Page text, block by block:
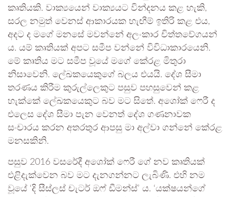
කෘතියකි. වාක්‍යයෙන් වාක්‍යයට වින්දනය කළ හැකි,
සරල නමුත් වෙනස් ආකාරයක හැඟීම් ඉතිරි කළ එය,
අදට ද මගේ මනසේ මවන්නේ අලංකාර චිත්තවේගයන්
ය. යම් කෘතියක් අපට සමීප වන්නේ විවිධාකාරයෙනි.
මේ කෘතිය මට සමීප වූයේ මගේ කේරළ මිතුරා
නිසාවෙනි. ලේඛකයෙකුගේ බලය එයයි. දේශ සීමා
තරණය කිරීම කුරුල්ලෙකුට පසුව පහසුවෙන් කළ
හැක්කේ ලේඛකයෙකුට බව මට සිතේ. අශෝක් ෆෙරී ද
එලෙස දේශ සීමා පැන වෙනත් දේශ ගණනාවක
සංචාරය කරන අතරතුර ආපසු මා අල්වා ගන්නේ කේරළ
මනසකිනි.
පසුව 2016 වසරේදී අශෝක් ෆෙරී ගේ නව කෘතියක්
එළිදැක්වෙන බව මට දැනගන්නට ලැබිණි. එහි නම
වූයේ ‘දි සීස්ලස් චැටර් ඔෆ් ඩීමන්ස්’ ය. ‘යක්ෂයන්ගේ